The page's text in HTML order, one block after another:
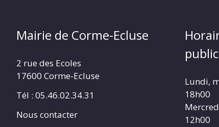
Mairie de Corme-Ecluse
2 rue des Ecoles
17600 Corme-Ecluse
Tél : 05.46.02.34.31
Nous contacter
Lundi,
18h00
12h00